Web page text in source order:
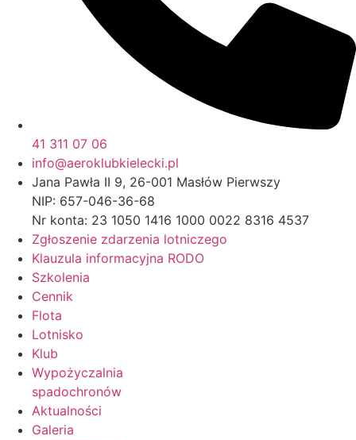
41 311 07 06
info@aeroklubkielecki.pl
Jana Pawła II 9, 26-001 Masłów Pierwszy
NIP: 657-046-36-68
Nr konta: 23 1050 1416 1000 0022 8316 4537
Zgłoszenie zdarzenia lotniczego
Klauzula informacyjna RODO
Szkolenia
Cennik
Flota
Lotnisko
Klub
Wypożyczalnia
spadochronów
Aktualności
Galeria